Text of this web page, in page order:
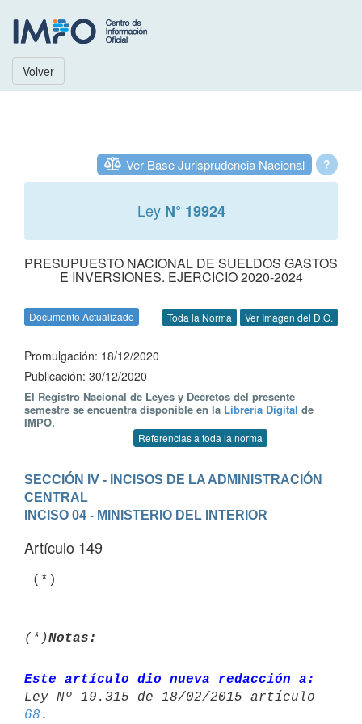
Volver
?
Ver Base Jurisprudencia Nacional
Ley N° 19924
PRESUPUESTO NACIONAL DE SUELDOS GASTOS
E INVERSIONES. EJERCICIO 2020-2024
Documento Actualizado Toda la Norma Ver Imagen del D.O.
Promulgación: 18/12/2020
Publicación: 30/12/2020
El Registro Nacional de Leyes y Decretos del presente
semestre se encuentra disponible en la Librería Digital de
IMPO.
Referencias a toda la norma
SECCIÓN IV - INCISOS DE LA ADMINISTRACIÓN
CENTRAL
INCISO 04 - MINISTERIO DEL INTERIOR
Artículo 149
(*)
(*)Notas:
Este artículo dio nueva redacción a:
68